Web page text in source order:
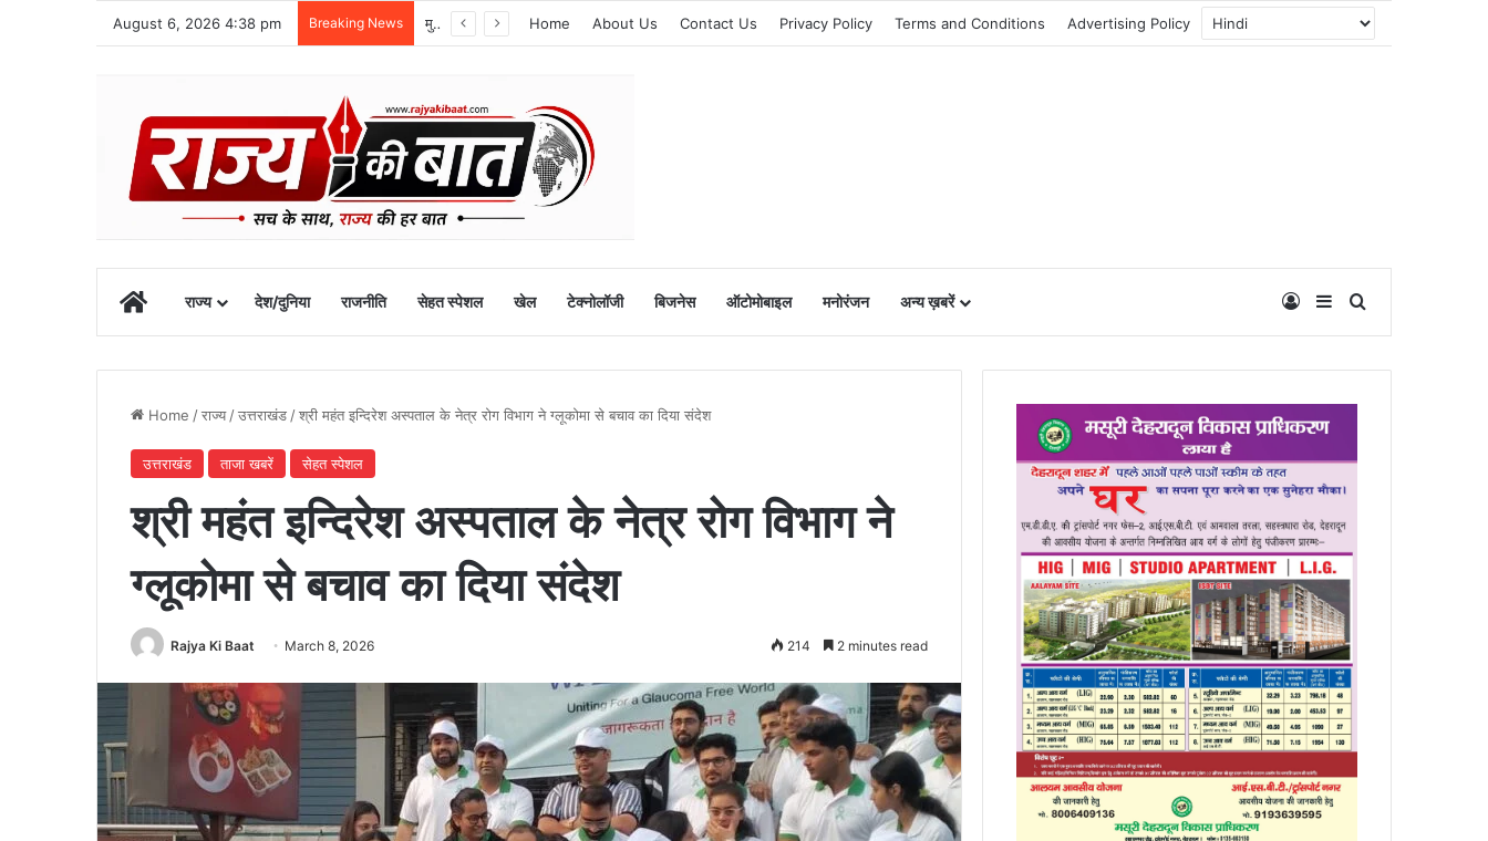
August 6, 2026 4:38 pm Breaking News मुख्यमंत्री के अनुरोध पर बनबसा स्टेशन को मिली नई रेल सुविधा Home About Us Contact Us Privacy Policy Terms and Conditions Advertising Policy
Homeराज्य देश/दुनिया राजनीति सेहत स्पेशल खेल टेक्नोलॉजी बिजनेस ऑटोमोबाइल मनोरंजन अन्य ख़बरें Log InSidebar
Home /राज्य /उत्तराखंड /श्री महंत इन्दिरेश अस्पताल के नेत्र रोग विभाग ने ग्लूकोमा से बचाव का दिया संदेश
उत्तराखंड ताजा खबरें सेहत स्पेशल
श्री महंत इन्दिरेश अस्पताल के नेत्र रोग विभाग ने
ग्लूकोमा से बचाव का दिया संदेश
Rajya Ki Baat March 8, 2026 214 2 minutes read